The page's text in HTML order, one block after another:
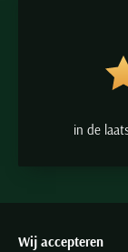
in de
Wij accepteren